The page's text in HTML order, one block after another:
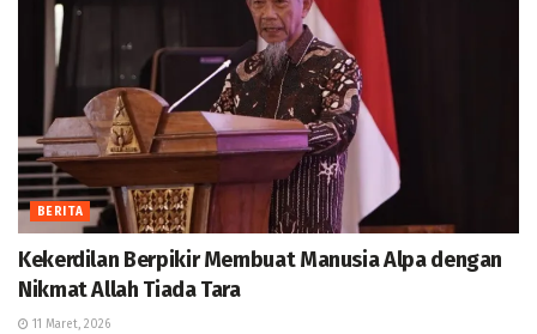
BERITA
Kekerdilan Berpikir Membuat Manusia Alpa dengan
Nikmat Allah Tiada Tara
11 Maret, 2026